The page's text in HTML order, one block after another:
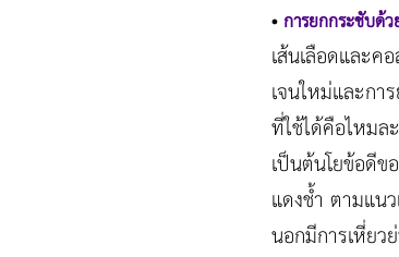
• การยกกระชับด้
เส้นเลือดและค
เจนใหม่และก
ที่ใช้ได้คือไหม
เป็นต้นโยข้อดี
แดงช้ำ ตามแน
นอกมีการเหี่ยว